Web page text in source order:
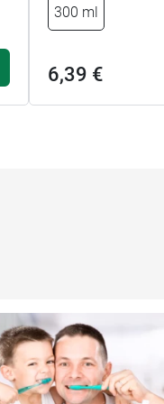
300 ml
6,39 €